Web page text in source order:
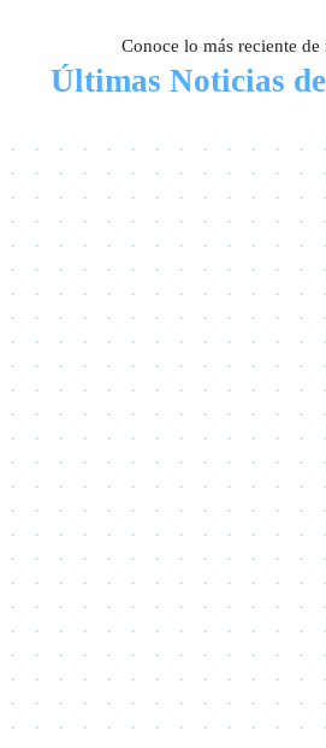
Conoce lo más reciente de
Últimas Noticias